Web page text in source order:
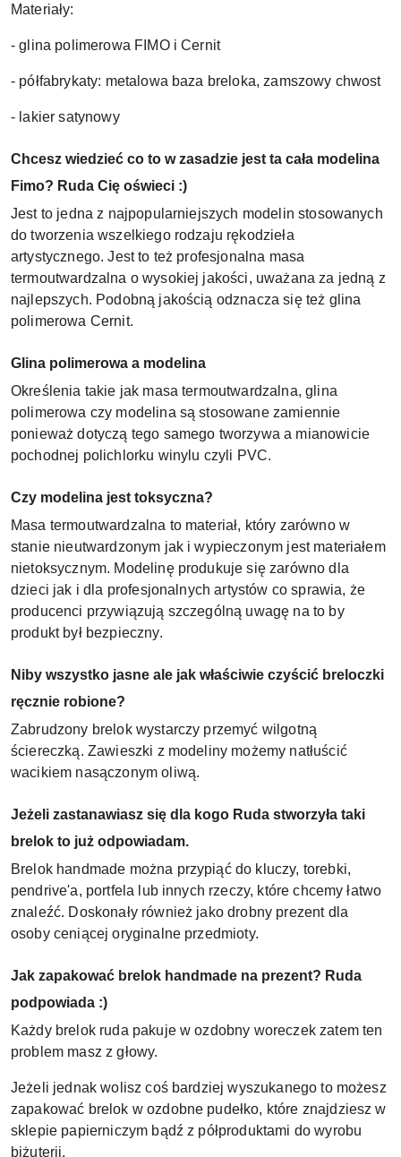
Materiały:
- glina polimerowa FIMO i Cernit
- półfabrykaty: metalowa baza breloka, zamszowy chwost
- lakier satynowy
Chcesz wiedzieć co to w zasadzie jest ta cała modelina
Fimo? Ruda Cię oświeci :)
Jest to jedna z najpopularniejszych modelin stosowanych
do tworzenia wszelkiego rodzaju rękodzieła
artystycznego. Jest to też profesjonalna masa
termoutwardzalna o wysokiej jakości, uważana za jedną z
najlepszych. Podobną jakością odznacza się też glina
polimerowa Cernit.
Glina polimerowa a modelina
Określenia takie jak masa termoutwardzalna, glina
polimerowa czy modelina są stosowane zamiennie
ponieważ dotyczą tego samego tworzywa a mianowicie
pochodnej polichlorku winylu czyli PVC.
Czy modelina jest toksyczna?
Masa termoutwardzalna to materiał, który zarówno w
stanie nieutwardzonym jak i wypieczonym jest materiałem
nietoksycznym. Modelinę produkuje się zarówno dla
dzieci jak i dla profesjonalnych artystów co sprawia, że
producenci przywiązują szczególną uwagę na to by
produkt był bezpieczny.
Niby wszystko jasne ale jak właściwie czyścić breloczki
ręcznie robione?
Zabrudzony brelok wystarczy przemyć wilgotną
ściereczką. Zawieszki z modeliny możemy natłuścić
wacikiem nasączonym oliwą.
Jeżeli zastanawiasz się dla kogo Ruda stworzyła taki
brelok to już odpowiadam.
Brelok handmade można przypiąć do kluczy, torebki,
pendrive'a, portfela lub innych rzeczy, które chcemy łatwo
znaleźć. Doskonały również jako drobny prezent dla
osoby ceniącej oryginalne przedmioty.
Jak zapakować brelok handmade na prezent? Ruda
podpowiada :)
Każdy brelok ruda pakuje w ozdobny woreczek zatem ten
problem masz z głowy.
Jeżeli jednak wolisz coś bardziej wyszukanego to możesz
zapakować brelok w ozdobne pudełko, które znajdziesz w
sklepie papierniczym bądź z półproduktami do wyrobu
biżuterii.